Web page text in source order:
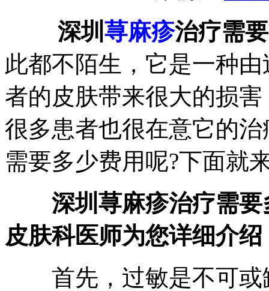
深圳 荨麻疹治疗需
此都不陌生，它是一种
者的皮肤带来很大的损
很多患者也很在意它的
需要多少费用呢?下面就
深圳荨麻疹治疗需要
皮肤科医师为您详细介绍
首先，过敏是不可或